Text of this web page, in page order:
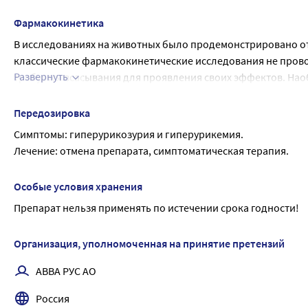
Фармакокинетика
В исследованиях на животных было продемонстрировано
классические фармакокинетические исследования не
требуется всасывания для проявления своих эффектов.
прохождении через желудочно-кишечный тракт
Развернуть
Передозировка
Симптомы: гиперурикозурия и гиперурикемия.
Лечение: отмена препарата, симптоматическая терапия.
Особые условия хранения
Препарат нельзя применять по истечении срока годности!
Организация, уполномоченная на принятие претензий
АВВА РУС АО
Россия